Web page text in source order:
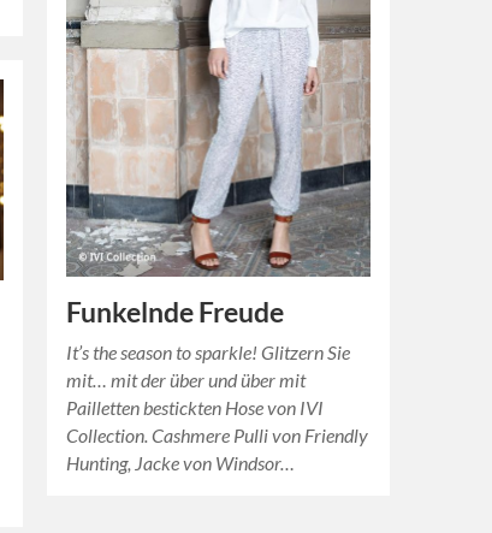
Funkelnde Freude
It’s the season to sparkle! Glitzern Sie
mit… mit der über und über mit
Pailletten bestickten Hose von IVI
Collection. Cashmere Pulli von Friendly
Hunting, Jacke von Windsor…